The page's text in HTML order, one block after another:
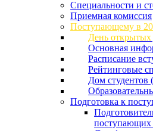
Специальности и
Приемная комиссия
Поступающему в
День открытых
Основная
Расписание
Рейтинговые
Дом
Подготовка к
поступающих